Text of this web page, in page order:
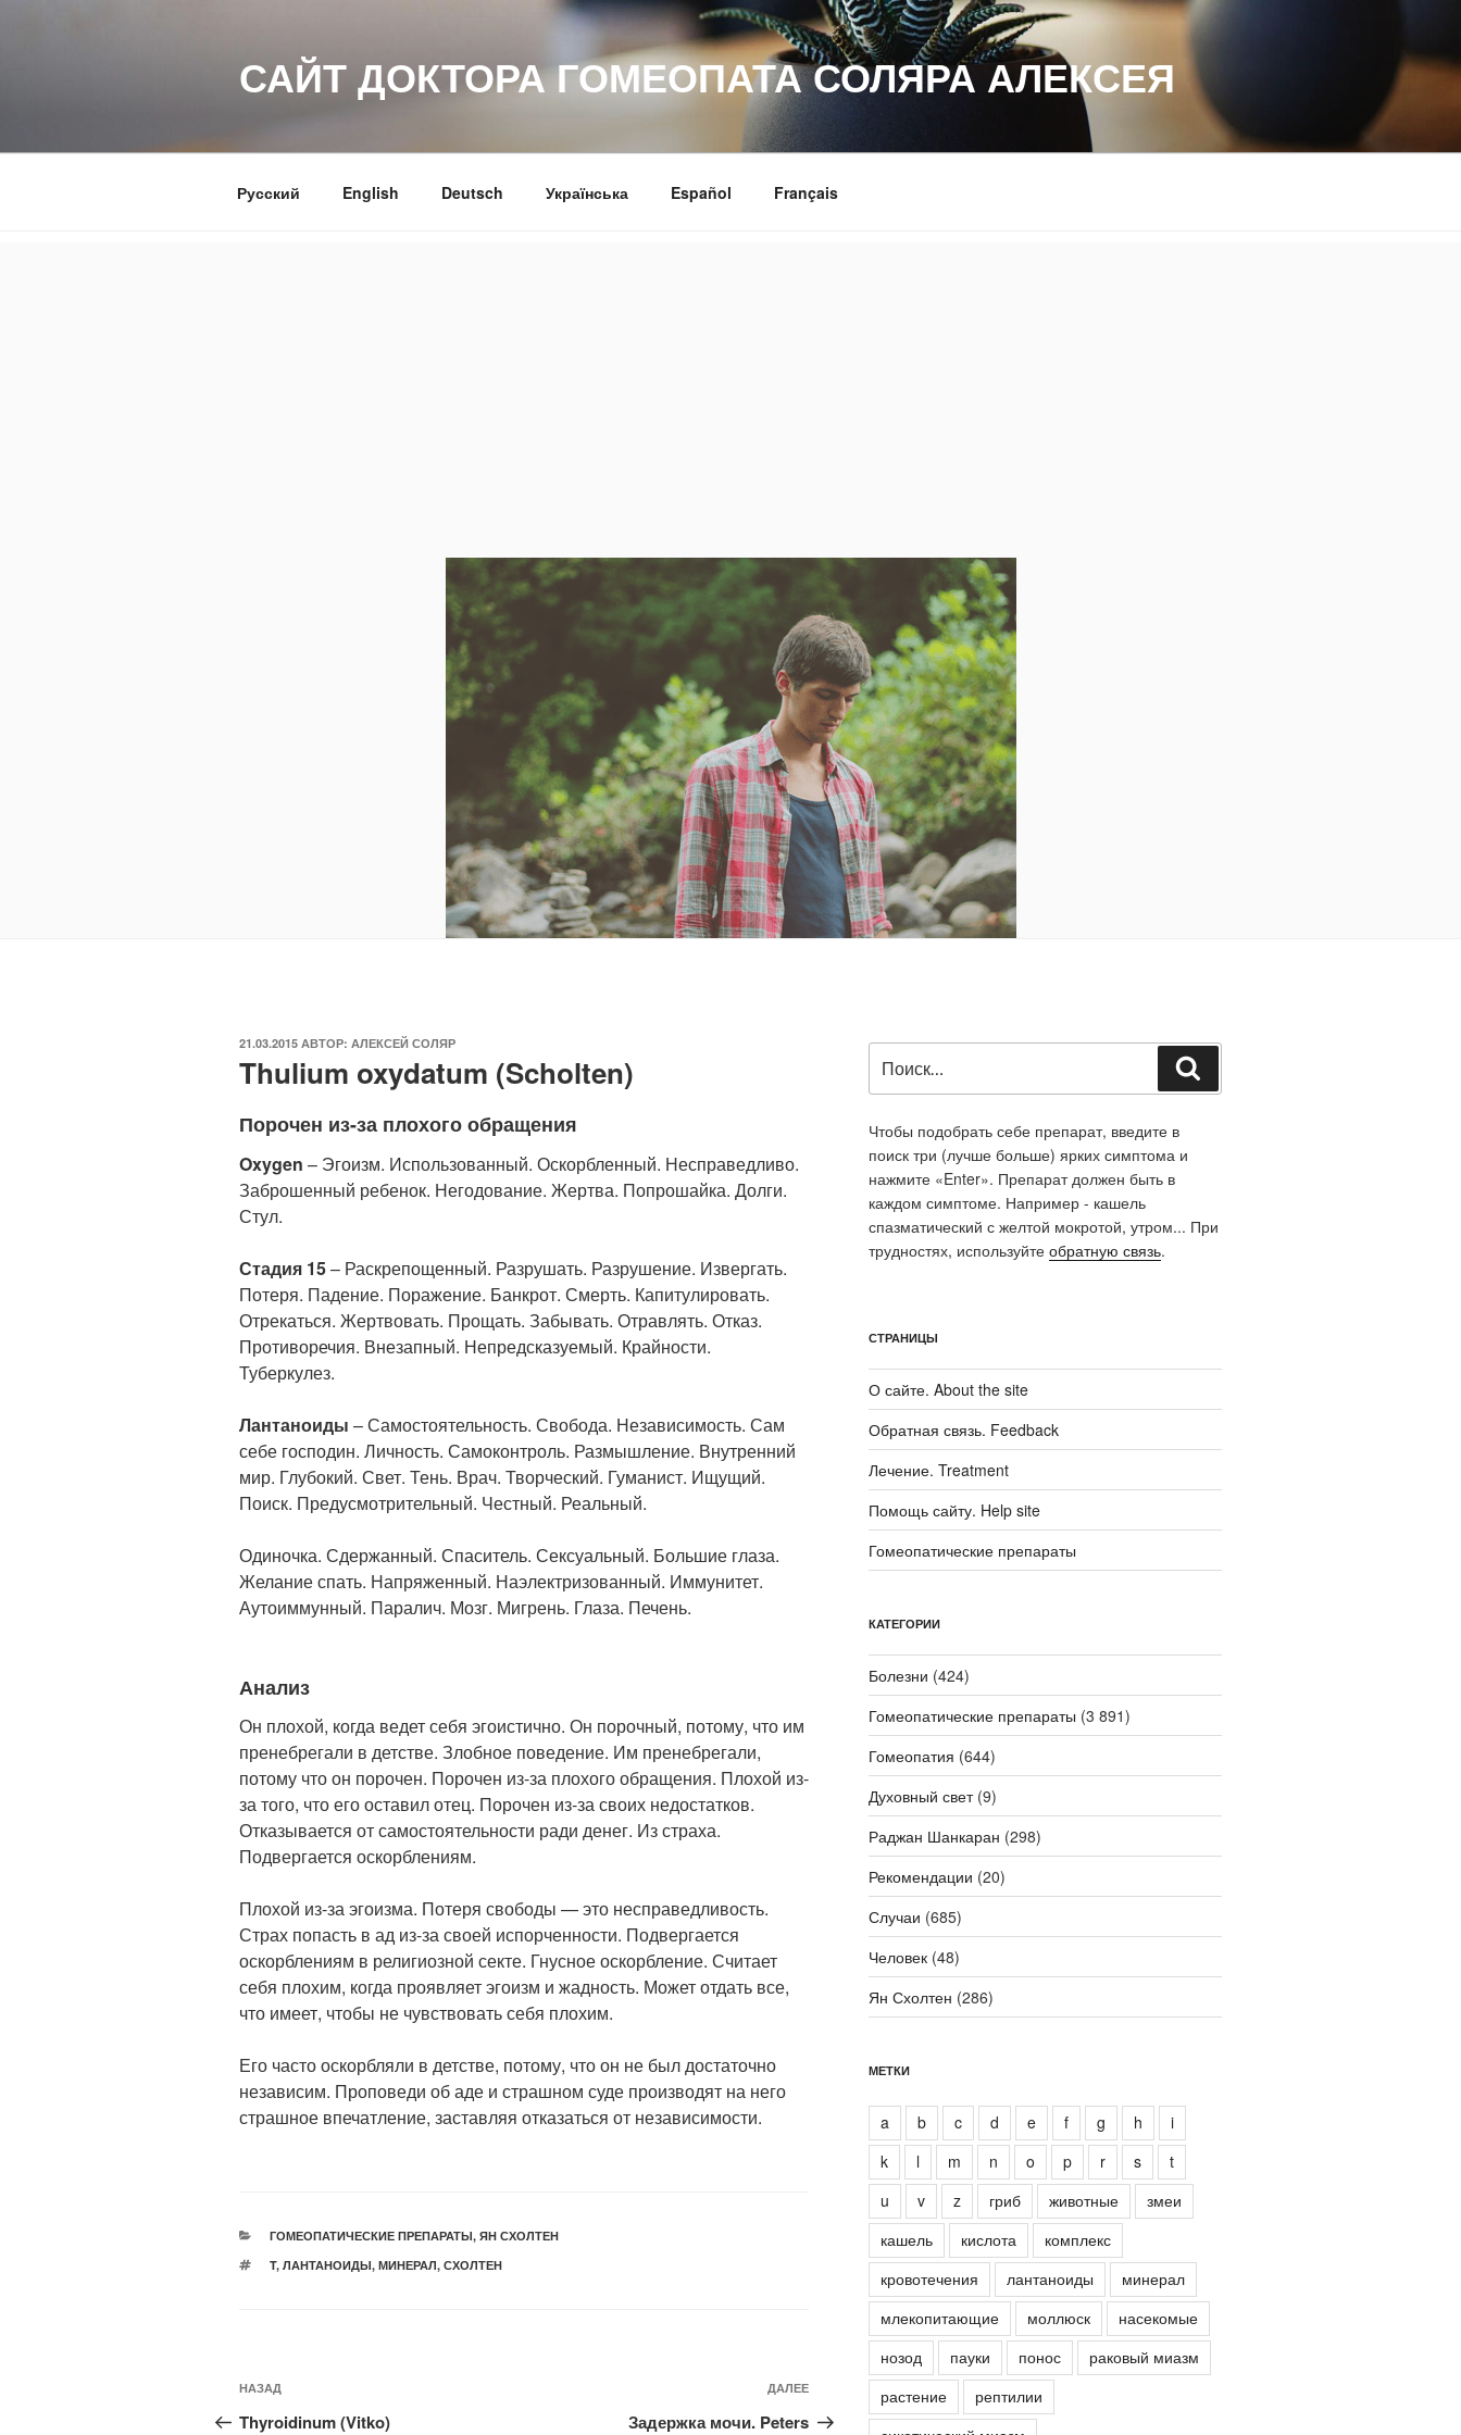
САЙТ ДОКТОРА ГОМЕОПАТА СОЛЯРА АЛЕКСЕЯ
Русский English Deutsch Українська Español Français
ОПУБЛИКОВАНО
21.03.2015 АВТОР: АЛЕКСЕЙ СОЛЯР
Thulium oxydatum (Scholten)
Порочен из-за плохого обращения
Oxygen – Эгоизм. Использованный. Оскорбленный. Несправедливо.
Заброшенный ребенок. Негодование. Жертва. Попрошайка. Долги.
Стул.
Стадия 15– Раскрепощенный. Разрушать. Разрушение. Извергать.
Потеря. Падение. Поражение. Банкрот. Смерть. Капитулировать.
Отрекаться. Жертвовать. Прощать. Забывать. Отравлять. Отказ.
Противоречия. Внезапный. Непредсказуемый. Крайности.
Туберкулез.
Лантаноиды – Самостоятельность. Свобода. Независимость. Сам
себе господин. Личность. Самоконтроль. Размышление. Внутренний
мир. Глубокий. Свет. Тень. Врач. Творческий. Гуманист. Ищущий.
Поиск. Предусмотрительный. Честный. Реальный.
Одиночка. Сдержанный. Спаситель. Сексуальный. Большие глаза.
Желание спать. Напряженный. Наэлектризованный. Иммунитет.
Аутоиммунный. Паралич. Мозг. Мигрень. Глаза. Печень.
Анализ
Он плохой, когда ведет себя эгоистично. Он порочный, потому, что им
пренебрегали в детстве. Злобное поведение. Им пренебрегали,
потому что он порочен. Порочен из-за плохого обращения. Плохой из-
за того, что его оставил отец. Порочен из-за своих недостатков.
Отказывается от самостоятельности ради денег. Из страха.
Подвергается оскорблениям.
Плохой из-за эгоизма. Потеря свободы — это несправедливость.
Страх попасть в ад из-за своей испорченности. Подвергается
оскорблениям в религиозной секте. Гнусное оскорбление. Считает
себя плохим, когда проявляет эгоизм и жадность. Может отдать все,
что имеет, чтобы не чувствовать себя плохим.
Его часто оскорбляли в детстве, потому, что он не был достаточно
независим. Проповеди об аде и страшном суде производят на него
страшное впечатление, заставляя отказаться от независимости.
РУБРИКИ
ГОМЕОПАТИЧЕСКИЕ ПРЕПАРАТЫ, ЯН СХОЛТЕН
МЕТКИ
T, ЛАНТАНОИДЫ, МИНЕРАЛ, СХОЛТЕН
Навигация
по
Предыдущая
запись:
НАЗАД
Thyroidinum (Vitko)
Следующая
запись
ДАЛЕЕ
Задержка мочи. Peters
Чтобы подобрать себе препарат, введите в
поиск три (лучше больше) ярких симптома и
нажмите «Enter». Препарат должен быть в
каждом симптоме. Например - кашель
спазматический с желтой мокротой, утром... При
трудностях, используйте обратную связь.
СТРАНИЦЫ
О сайте. About the site
Обратная связь. Feedback
Лечение. Treatment
Помощь сайту. Help site
Гомеопатические препараты
КАТЕГОРИИ
Болезни (424)
Гомеопатические препараты (3 891)
Гомеопатия (644)
Духовный свет(9)
Раджан Шанкаран (298)
Рекомендации (20)
Случаи (685)
Человек(48)
Ян Схолтен (286)
МЕТКИ
a b c d e f g h
i
k
l m n o p r s
t
u
v z гриб животные
змеи
кашель
кислота
комплекс
кровотечения
лантаноиды
минерал
млекопитающие
моллюск
насекомые
нозод
пауки понос
раковый миазм
растение
рептилии